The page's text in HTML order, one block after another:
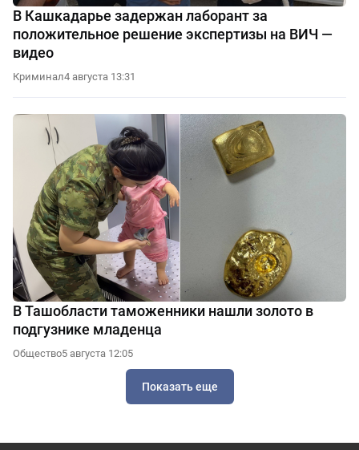
В Кашкадарье задержан лаборант за
положительное решение экспертизы на ВИЧ —
видео
Криминал4 августа 13:31
В Ташобласти таможенники нашли золото в
подгузнике младенца
Общество5 августа 12:05
Показать еще